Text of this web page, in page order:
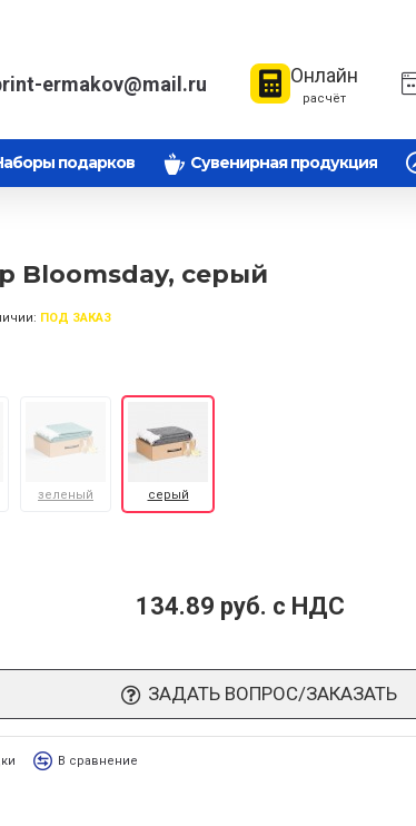
ermakov@mail.ru Онлайн
расчёт
подарков Сувенирная продукция
Bloomsday, серый
ПОД ЗАКАЗ
зеленый серый
134.89 руб. c НДС
ЗАДАТЬ ВОПРОС/ЗАКАЗАТЬ
В сравнение